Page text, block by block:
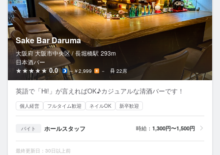
Sake Bar Daruma
大阪府 大阪市中央区 / 長堀橋駅 293m
日本酒バー
0.0 ～￥2,999 － 22席
英語で「Hi!」が言えればOK♪カジュアルな清酒バーです！
個人経営 フルタイム歓迎 ネイルOK 新卒歓迎
バイト ホールスタッフ 時給： 1,300円〜1,500円
最終更新日：30日以上前